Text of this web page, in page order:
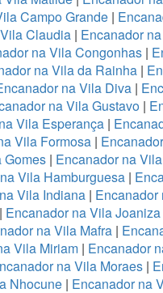
Campo Grande |
Claudia | Encanador
na Vila Congonhas|
na Vila da Rainha |
na Vila Diva |
na Vila Gustavo|
Vila Esperança |
Vila Formosa |
Gomes| Encanador na
Vila Hamburguesa|
Vila Indiana| Encanador
Encanador na Vila Joaniza
na Vila Mafra |
Vila Miriam| Encanador
na Vila Moraes |
Nhocune| Encanador na